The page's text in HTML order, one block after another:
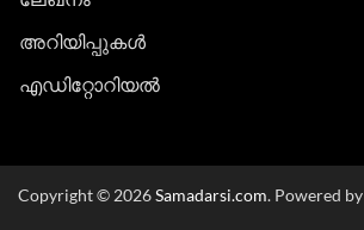
അറിയിപ്പുകള്‍
എഡിറ്റോറിയല്‍
Copyright © 2026Samadarsi.com. Powered by